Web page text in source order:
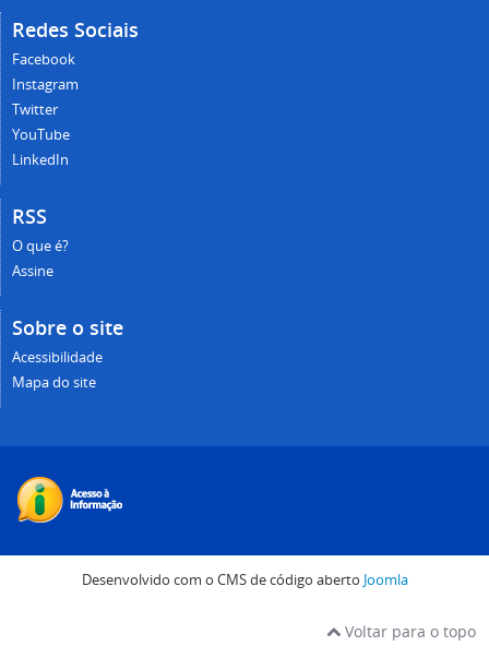
Redes Sociais
Facebook
Instagram
Twitter
YouTube
LinkedIn
RSS
O que é?
Assine
Sobre o site
Acessibilidade
Mapa do site
Desenvolvido com o CMS de código aberto Joomla
Voltar para o topo